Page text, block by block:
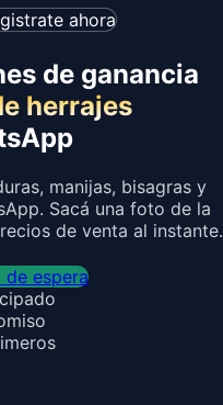
ahora
de ganancia
herrajes
manijas, bisagras y
Sacá una foto de la
de venta al instante.
de espera